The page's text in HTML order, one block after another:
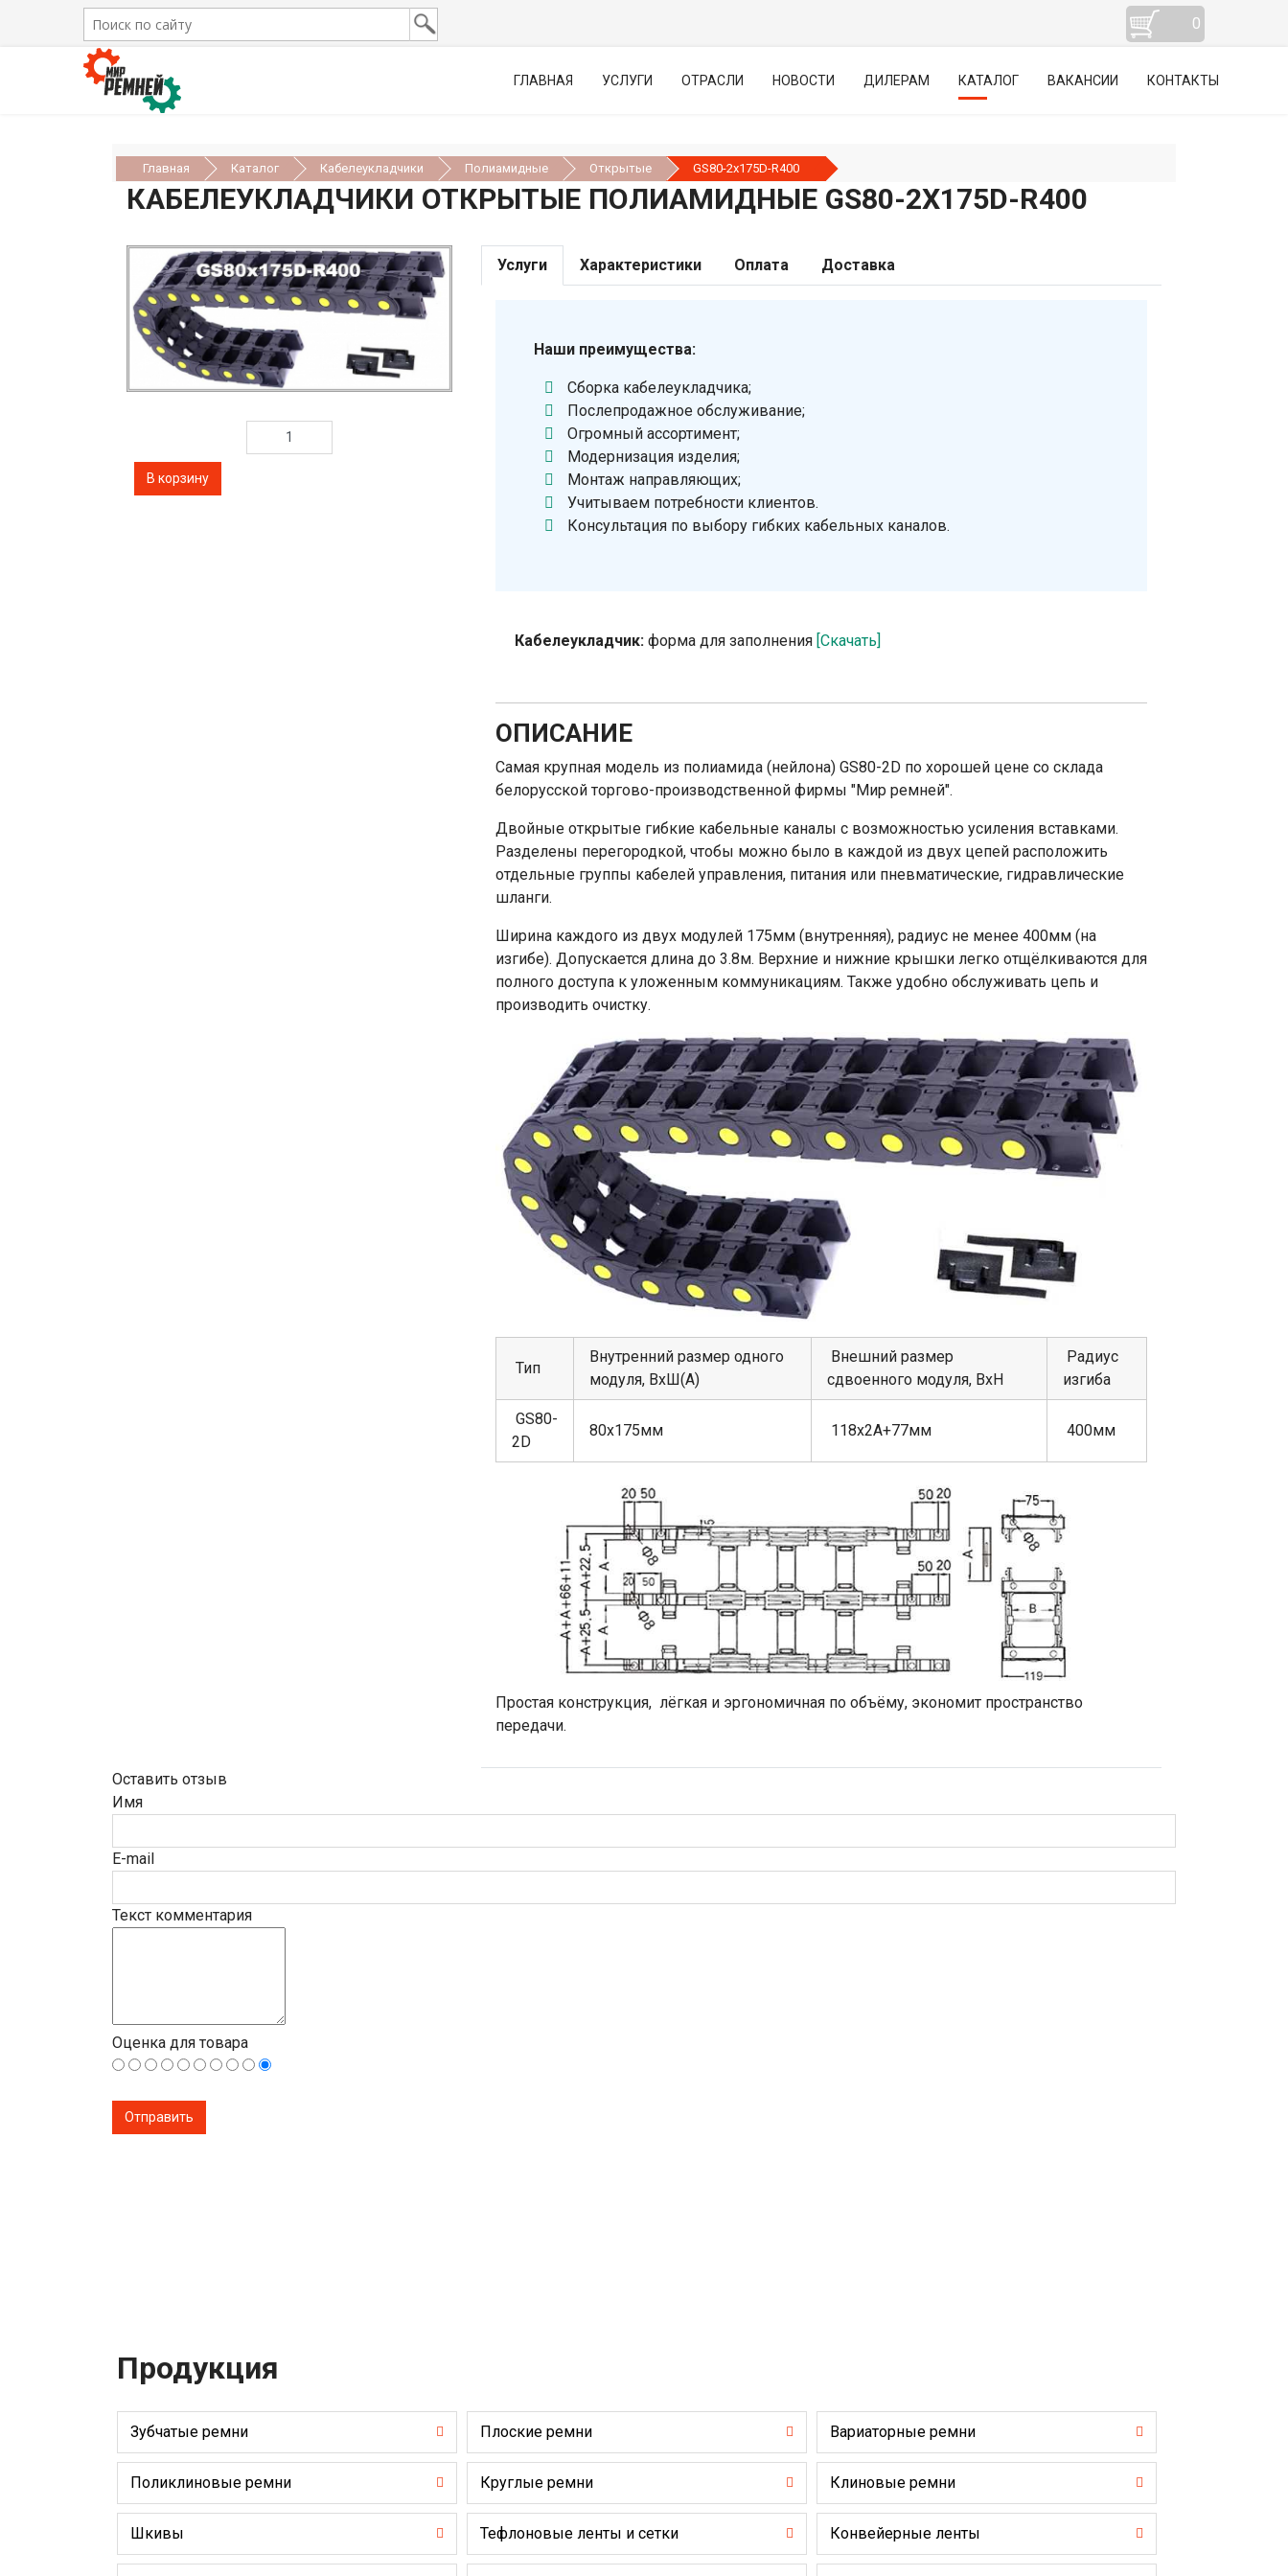
0
ГЛАВНАЯ УСЛУГИ ОТРАСЛИ НОВОСТИ ДИЛЕРАМ КАТАЛОГ ВАКАНСИИ КОНТАКТЫ
Главная Каталог Кабелеукладчики Полиамидные Открытые GS80-2х175D-R400
КАБЕЛЕУКЛАДЧИКИ ОТКРЫТЫЕ ПОЛИАМИДНЫЕ GS80-2Х175D-R400
Услуги Характеристики Оплата Доставка
Наши преимущества:
Сборка кабелеукладчика;
Послепродажное обслуживание;
Огромный ассортимент;
Модернизация изделия;
Монтаж направляющих;
Учитываем потребности клиентов.
Консультация по выбору гибких кабельных каналов.
Кабелеукладчик: форма для заполнения [Скачать]
ОПИСАНИЕ
Самая крупная модель из полиамида (нейлона) GS80-2D по хорошей цене со склада
белорусской торгово-производственной фирмы "Мир ремней".
Двойные открытые гибкие кабельные каналы с возможностью усиления вставками.
Разделены перегородкой, чтобы можно было в каждой из двух цепей расположить
отдельные группы кабелей управления, питания или пневматические, гидравлические
шланги.
Ширина каждого из двух модулей 175мм (внутренняя), радиус не менее 400мм (на
изгибе). Допускается длина до 3.8м. Верхние и нижние крышки легко отщёлкиваются для
полного доступа к уложенным коммуникациям. Также удобно обслуживать цепь и
производить очистку.
Тип
Внутренний размер одного
модуля, ВхШ(А)
Внешний размер
сдвоенного модуля, ВхН
Радиус
изгиба
GS80-
2D
80х175мм 118х2А+77мм 400мм
Простая конструкция, лёгкая и эргономичная по объёму, экономит пространство
передачи.
Оставить отзыв
Имя
E-mail
Текст комментария
Оценка для товара
Продукция
Зубчатые ремни Плоские ремни Вариаторные ремни
Поликлиновые ремни Круглые ремни Клиновые ремни
Шкивы Тефлоновые ленты и сетки Конвейерные ленты